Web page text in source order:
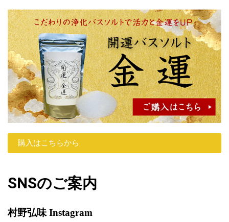
購入はこちらから
SNSのご案内
村野弘味 Instagram